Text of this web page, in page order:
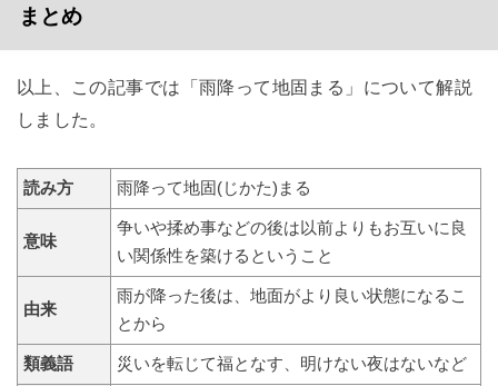
まとめ
以上、この記事では「雨降って地固まる」について解説
しました。
読み方 雨降って地固(じかた)まる
意味
争いや揉め事などの後は以前よりもお互いに良
い関係性を築けるということ
由来
雨が降った後は、地面がより良い状態になるこ
とから
類義語 災いを転じて福となす、明けない夜はないなど